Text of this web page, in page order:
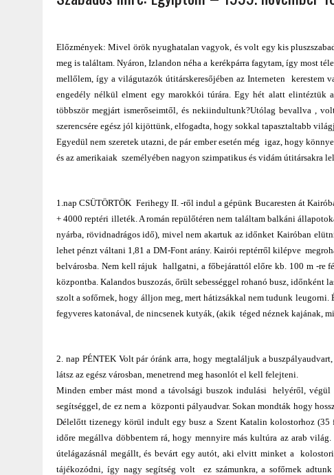
Előzmények: Mivel örök nyughatalan vagyok, és volt egy kis
meg is találtam. Nyáron, Izlandon néha a kerékpárra fagytam, így most
mellőlem, így a világutazók útitárskeresőjében az Interneten kerestem
engedély nélkül elment egy marokkói túrára. Egy hét alatt elintéztük
többször megjárt ismerőseimtől, és nekiindultunk?Utólag bevallva ,
szerencsére egész jól kijöttünk, elfogadta, hogy sokkal tapasztaltabb
Egyedül nem szeretek utazni, de pár ember esetén még igaz, hogy
és az amerikaiak személyében nagyon szimpatikus és vidám útitársakra
1.nap CSÜTÖRTÖK Ferihegy II. -ről indul a gépünk Bucaresten át
+ 4000 reptéri illeték. A román repülőtéren nem találtam balkáni
nyárba, rövidnadrágos idő), mivel nem akartuk az időnket Kairóban
lehet pénzt váltani 1,81 a DM-Font arány. Kairói reptérről kilépve
belvárosba. Nem kell rájuk hallgatni, a főbejárattól előre kb. 100 m -re
központba. Kalandos buszozás, őrült sebességgel rohanó busz,
szolt a sofőrnek, hogy álljon meg, mert hátizsákkal nem tudunk
fegyveres katonával, de nincsenek kutyák, (akik téged néznek kajának,
2. nap PÉNTEK Volt pár óránk arra, hogy megtaláljuk a
látsz az egész városban, menetrend meg hasonlót el kell felejteni.
Minden ember mást mond a távolsági buszok indulási helyéről, végül
segítséggel, de ez nem a központi pályaudvar. Sokan mondták hogy
Délelőtt tizenegy körül indult egy busz a Szent Katalin kolostorhoz (35
időre megállva döbbentem rá, hogy mennyire más kultúra az arab
útelágazásnál megállt, és bevárt egy autót, aki elvitt minket a
tájékozódni, így nagy segítség volt ez számunkra, a sofőrnek